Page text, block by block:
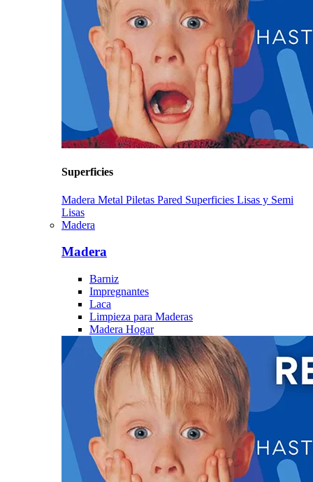
Superficies
Madera Metal Piletas Pared Superficies Lisas y Semi
Lisas
Madera
Madera
Barniz
Impregnantes
Laca
Limpieza para Maderas
Madera Hogar